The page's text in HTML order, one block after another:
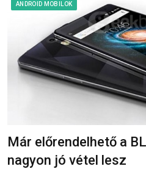
ANDROID MOBILOK
Már előrendelhető a
nagyon jó vétel lesz